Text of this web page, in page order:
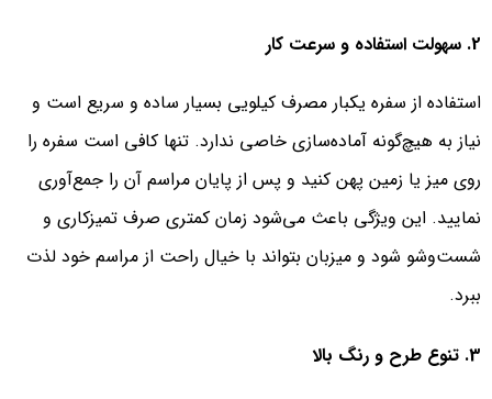
2. سهولت استفاده و سرعت کار
استفاده از سفره یکبار مصرف کیلویی بسیار ساده و سریع است و
نیاز به هیچ‌گونه آماده‌سازی خاصی ندارد. تنها کافی است سفره را
روی میز یا زمین پهن کنید و پس از پایان مراسم آن را جمع‌آوری
نمایید. این ویژگی باعث می‌شود زمان کمتری صرف تمیزکاری و
شست‌وشو شود و میزبان بتواند با خیال راحت از مراسم خود لذت
ببرد.
3. تنوع طرح و رنگ بالا